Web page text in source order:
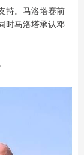
持。马洛塔赛前
时马洛塔承认邓